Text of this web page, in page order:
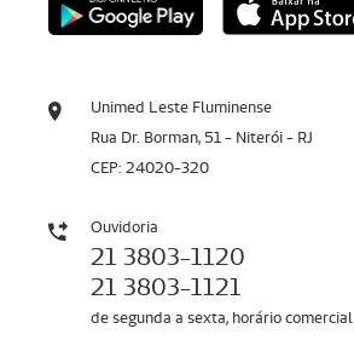
Unimed Leste Fluminense
Rua Dr. Borman, 51 - Niterói - RJ
CEP: 24020-320
Ouvidoria
21 3803-1120
21 3803-1121
de segunda a sexta, horário comercial